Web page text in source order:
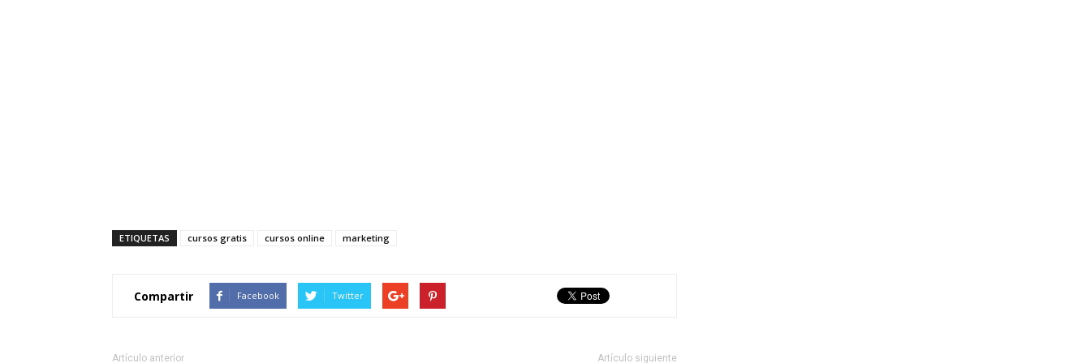
ETIQUETAS cursos gratis cursos online marketing
Compartir Facebook Twitter
Artículo anterior Artículo siguiente